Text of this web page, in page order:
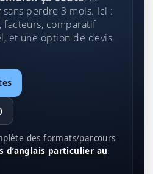
sans perdre 3 mois. Ici :
facteurs, comparatif
et une option de devis
des formats/parcours
d’anglais particulier au